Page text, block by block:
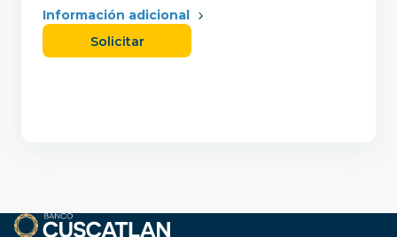
Información adicional
Solicitar